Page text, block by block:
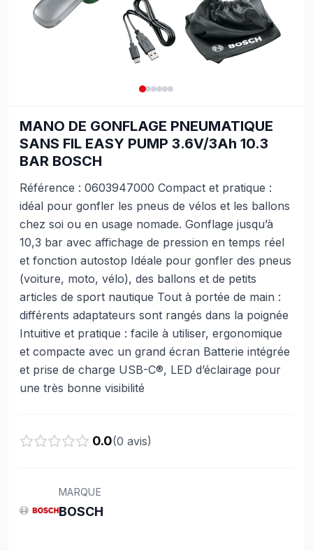
MANO DE GONFLAGE PNEUMATIQUE
SANS FIL EASY PUMP 3.6V/3Ah 10.3
BAR BOSCH
Référence : 0603947000 Compact et pratique :
idéal pour gonfler les pneus de vélos et les ballons
chez soi ou en usage nomade. Gonflage jusqu’à
10,3 bar avec affichage de pression en temps réel
et fonction autostop Idéale pour gonfler des pneus
(voiture, moto, vélo), des ballons et de petits
articles de sport nautique Tout à portée de main :
différents adaptateurs sont rangés dans la poignée
Intuitive et pratique : facile à utiliser, ergonomique
et compacte avec un grand écran Batterie intégrée
et prise de charge USB-C®, LED d’éclairage pour
une très bonne visibilité
0.0(0 avis)
MARQUE
BOSCH